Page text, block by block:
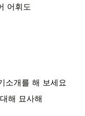
어휘도
소개를 해 보세요
해 묘사해